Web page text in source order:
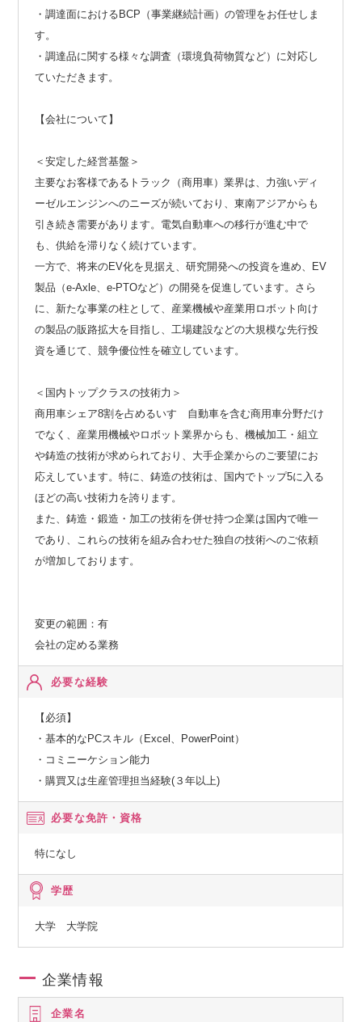
・調達面におけるBCP（事業継続計画）の管理をお任せしま
す。
・調達品に関する様々な調査（環境負荷物質など）に対応し
ていただきます。
【会社について】
＜安定した経営基盤＞
主要なお客様であるトラック（商用車）業界は、力強いディ
ーゼルエンジンへのニーズが続いており、東南アジアからも
引き続き需要があります。電気自動車への移行が進む中で
も、供給を滞りなく続けています。
一方で、将来のEV化を見据え、研究開発への投資を進め、EV
製品（e-Axle、e-PTOなど）の開発を促進しています。さら
に、新たな事業の柱として、産業機械や産業用ロボット向け
の製品の販路拡大を目指し、工場建設などの大規模な先行投
資を通じて、競争優位性を確立しています。
＜国内トップクラスの技術力＞
商用車シェア8割を占めるいすゞ自動車を含む商用車分野だけ
でなく、産業用機械やロボット業界からも、機械加工・組立
や鋳造の技術が求められており、大手企業からのご要望にお
応えしています。特に、鋳造の技術は、国内でトップ5に入る
ほどの高い技術力を誇ります。
また、鋳造・鍛造・加工の技術を併せ持つ企業は国内で唯一
であり、これらの技術を組み合わせた独自の技術へのご依頼
が増加しております。
変更の範囲：有
会社の定める業務
必要な経験
【必須】
・基本的なPCスキル（Excel、PowerPoint）
・コミニーケション能⼒
・購買⼜は⽣産管理担当経験(３年以上)
必要な免許・資格
特になし
学歴
大学 大学院
企業情報
企業名